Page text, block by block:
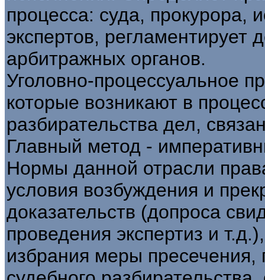
процесса: суда, прокурора,
экспертов, регламентирует
арбитражных органов.
Уголовно-процессуальное
которые возникают в
разбирательства дел,
Главный метод -
Нормы данной отрасли
условия возбуждения и
доказательств (допроса
проведения экспертиз и
избрания меры пресечения,